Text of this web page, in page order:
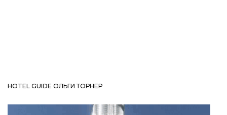
HOTEL GUIDE ОЛЬГИ ТОРНЕР